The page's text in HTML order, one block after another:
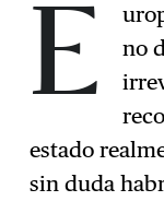
E
no
estado
sin duda